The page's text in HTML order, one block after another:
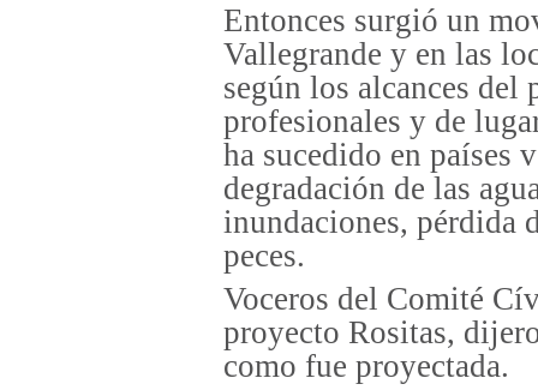
Entonces surgió un
Vallegrande y en las
según los alcances del
profesionales y de
ha sucedido en países
degradación de las
inundaciones, pérdida
peces.
Voceros del Comité
proyecto Rositas,
como fue proyectada.